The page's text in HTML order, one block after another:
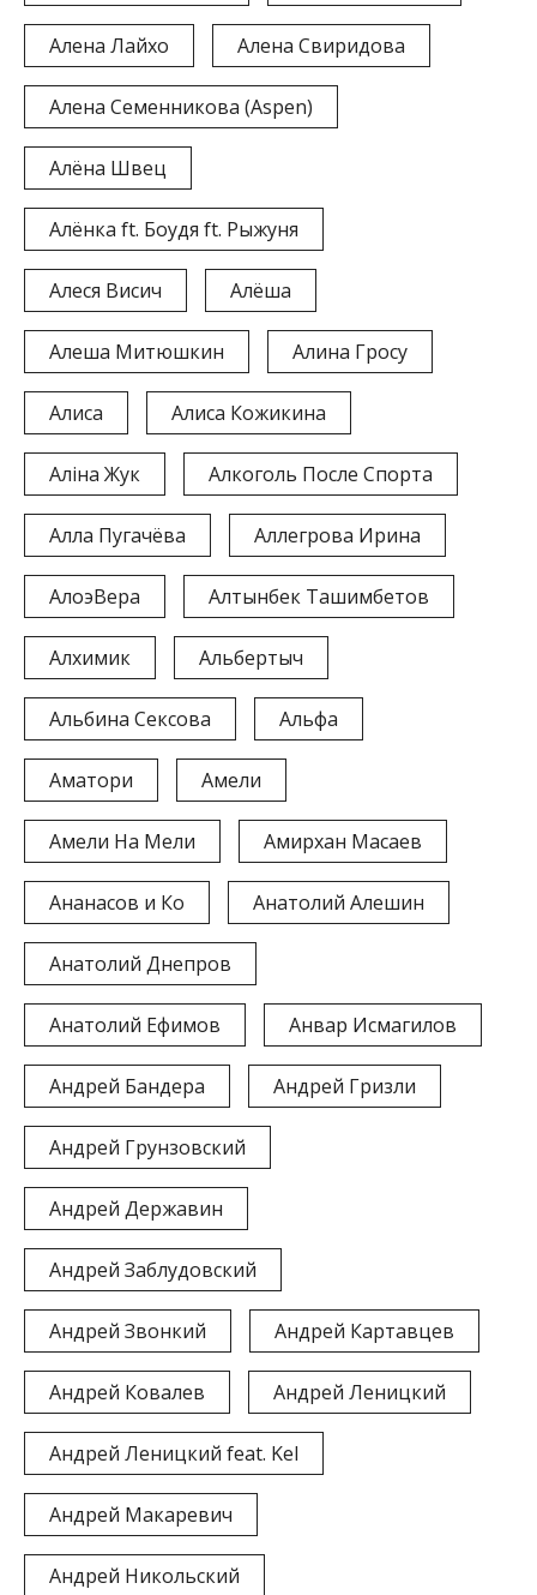
Алена Лайхо Алена Свиридова
Алена Семенникова (Aspen)
Алёна Швец
Алёнка ft. Боудя ft. Рыжуня
Алеся Висич Алёша
Алеша Митюшкин Алина Гросу
Алиса Алиса Кожикина
Аліна Жук Алкоголь После Спорта
Алла Пугачёва Аллегрова Ирина
АлоэВера Алтынбек Ташимбетов
Алхимик Альбертыч
Альбина Сексова Альфа
Аматори Амели
Амели На Мели Амирхан Масаев
Ананасов и Ко Анатолий Алешин
Анатолий Днепров
Анатолий Ефимов Анвар Исмагилов
Андрей Бандера Андрей Гризли
Андрей Грунзовский
Андрей Державин
Андрей Заблудовский
Андрей Звонкий Андрей Картавцев
Андрей Ковалев Андрей Леницкий
Андрей Леницкий feat. Kel
Андрей Макаревич
Андрей Никольский